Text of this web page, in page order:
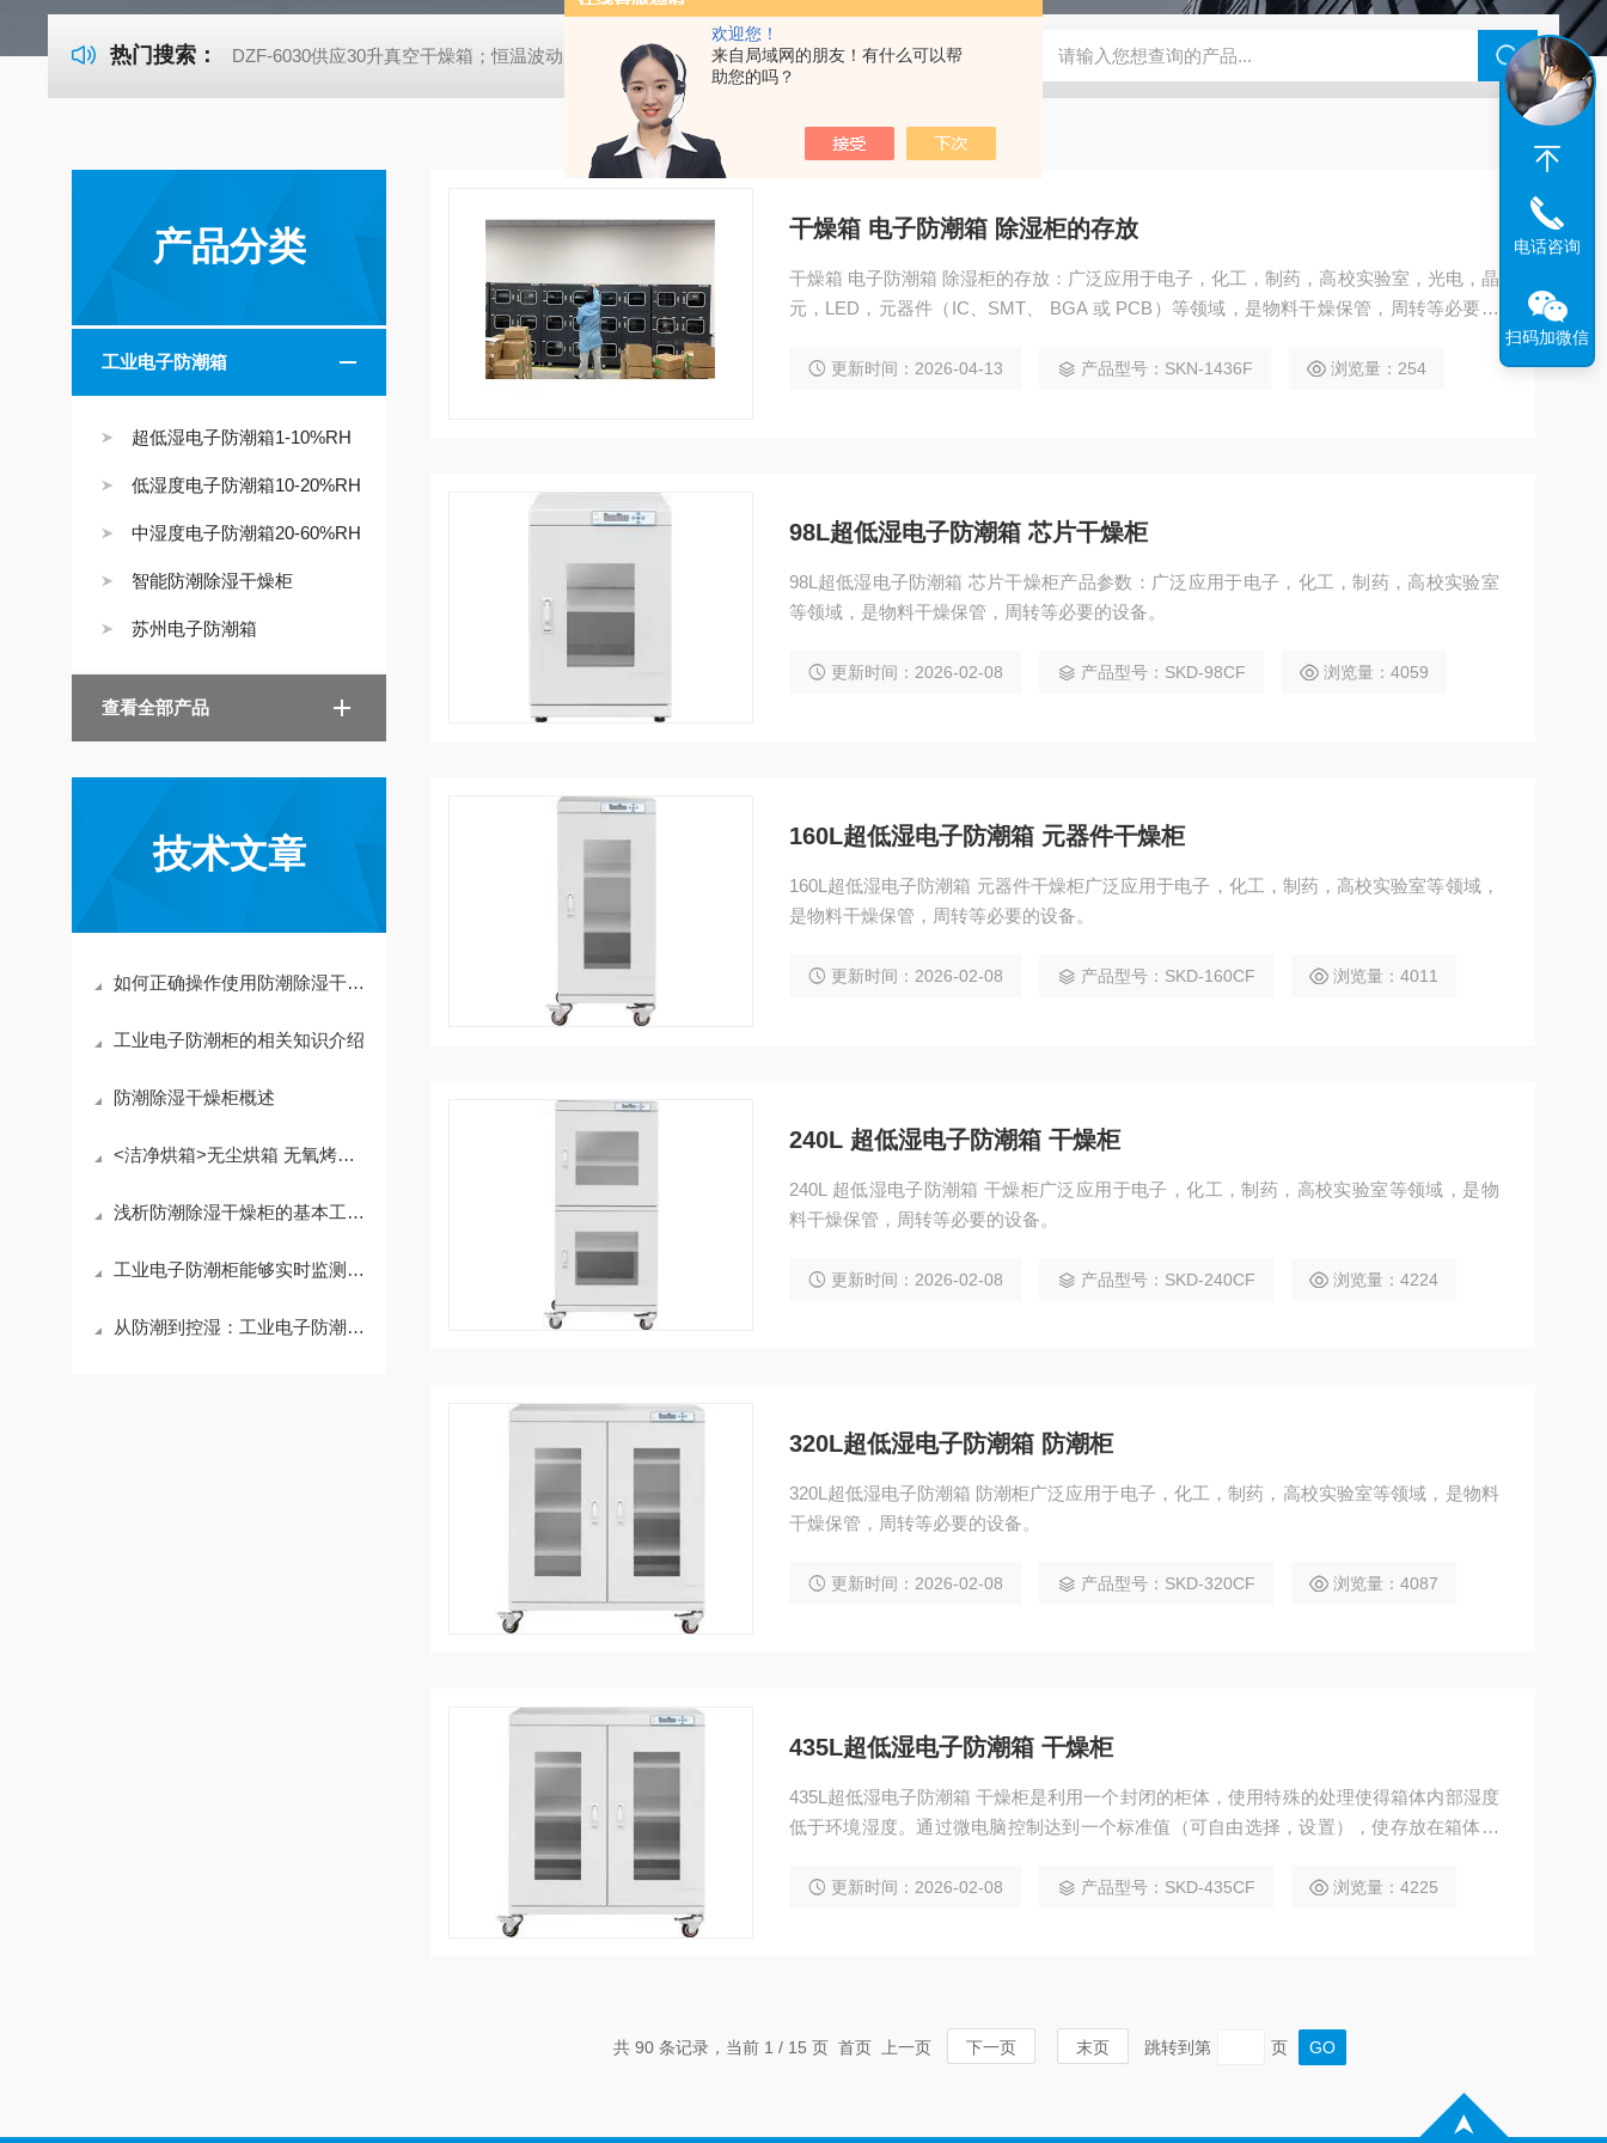
欢迎您！
来自局域网的朋友！有什么可以帮
助您的吗？
热门搜索： DZF-6030供应30升真空干燥箱；恒温波动度:±0.5℃ DHG-9140B（140升）电热恒温鼓风干燥箱，不锈钢干燥箱，烘箱控温范围300℃ DHG-9070B（70
产品分类
工业电子防潮箱
超低湿电子防潮箱1-10%RH
低湿度电子防潮箱10-20%RH
中湿度电子防潮箱20-60%RH
智能防潮除湿干燥柜
苏州电子防潮箱
查看全部产品
技术文章
如何正确操作使用防潮除湿干燥柜？
工业电子防潮柜的相关知识介绍
防潮除湿干燥柜概述
<洁净烘箱>无尘烘箱 无氧烤箱 充氮烘箱工作时需要充入氮气
浅析防潮除湿干燥柜的基本工作原理
工业电子防潮柜能够实时监测柜内的湿度和温度
从防潮到控湿：工业电子防潮柜的技术演进
干燥箱 电子防潮箱 除湿柜的存放
干燥箱 电子防潮箱 除湿柜的存放：广泛应用于电子，化工，制药，高校实验室，光电，晶
元，LED，元器件（IC、SMT、 BGA 或 PCB）等领域，是物料干燥保管，周转等必要的
更新时间：2026-04-13 产品型号：SKN-1436F 浏览量：254
98L超低湿电子防潮箱 芯片干燥柜
98L超低湿电子防潮箱 芯片干燥柜产品参数：广泛应用于电子，化工，制药，高校实验室
等领域，是物料干燥保管，周转等必要的设备。
更新时间：2026-02-08 产品型号：SKD-98CF 浏览量：4059
160L超低湿电子防潮箱 元器件干燥柜
160L超低湿电子防潮箱 元器件干燥柜广泛应用于电子，化工，制药，高校实验室等领域，
是物料干燥保管，周转等必要的设备。
更新时间：2026-02-08 产品型号：SKD-160CF 浏览量：4011
240L 超低湿电子防潮箱 干燥柜
240L 超低湿电子防潮箱 干燥柜广泛应用于电子，化工，制药，高校实验室等领域，是物
料干燥保管，周转等必要的设备。
更新时间：2026-02-08 产品型号：SKD-240CF 浏览量：4224
320L超低湿电子防潮箱 防潮柜
320L超低湿电子防潮箱 防潮柜广泛应用于电子，化工，制药，高校实验室等领域，是物料
干燥保管，周转等必要的设备。
更新时间：2026-02-08 产品型号：SKD-320CF 浏览量：4087
435L超低湿电子防潮箱 干燥柜
435L超低湿电子防潮箱 干燥柜是利用一个封闭的柜体，使用特殊的处理使得箱体内部湿度
低于环境湿度。通过微电脑控制达到一个标准值（可自由选择，设置），使存放在箱体内
更新时间：2026-02-08 产品型号：SKD-435CF 浏览量：4225
共 90 条记录，当前 1 / 15 页 首页 上一页 下一页 末页 跳转到第 页
电话咨询
扫码加微信